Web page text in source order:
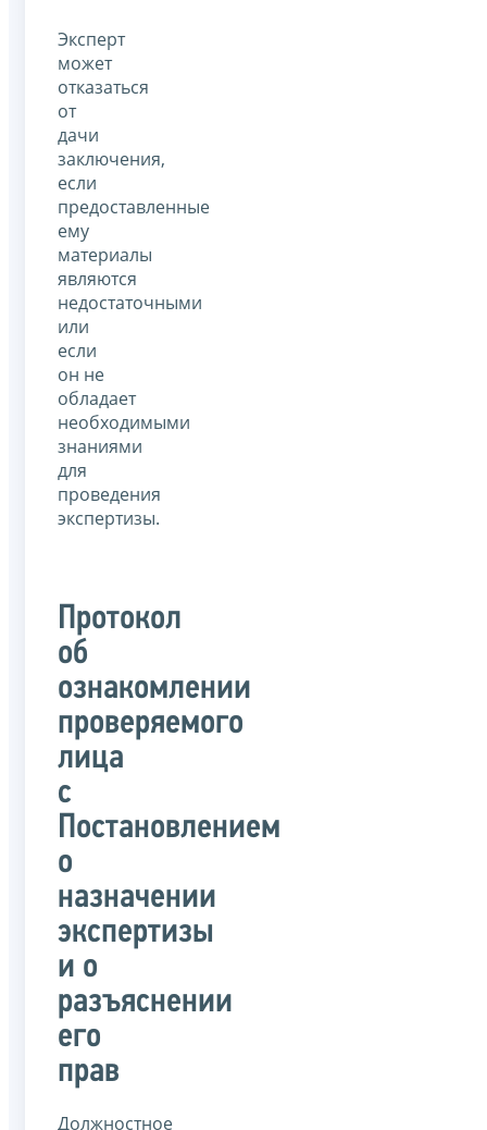
Эксперт
может
отказаться
от
дачи
заключения,
если
предоставленные
ему
материалы
являются
недостаточными
или
если
он не
обладает
необходимыми
знаниями
для
проведения
экспертизы.
Протокол
об
ознакомлении
проверяемого
лица
с
Постановлением
о
назначении
экспертизы
и о
разъяснении
его
прав
Должностное